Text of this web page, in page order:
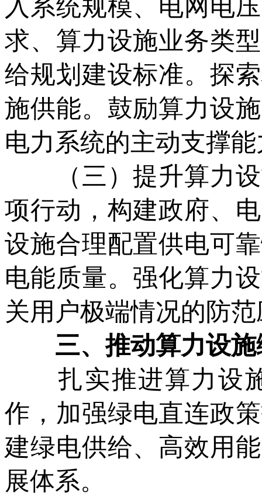
入系统规模、电网电
求、算力设施业务类
给规划建设标准。探
施供能。鼓励算力设
电力系统的主动支撑
（三）提升算力设
项行动，构建政府、
设施合理配置供电可
电能质量。强化算力
关用户极端情况的防
三、推动算力设施
扎实推进算力设施
作，加强绿电直连政
建绿电供给、高效用
展体系。